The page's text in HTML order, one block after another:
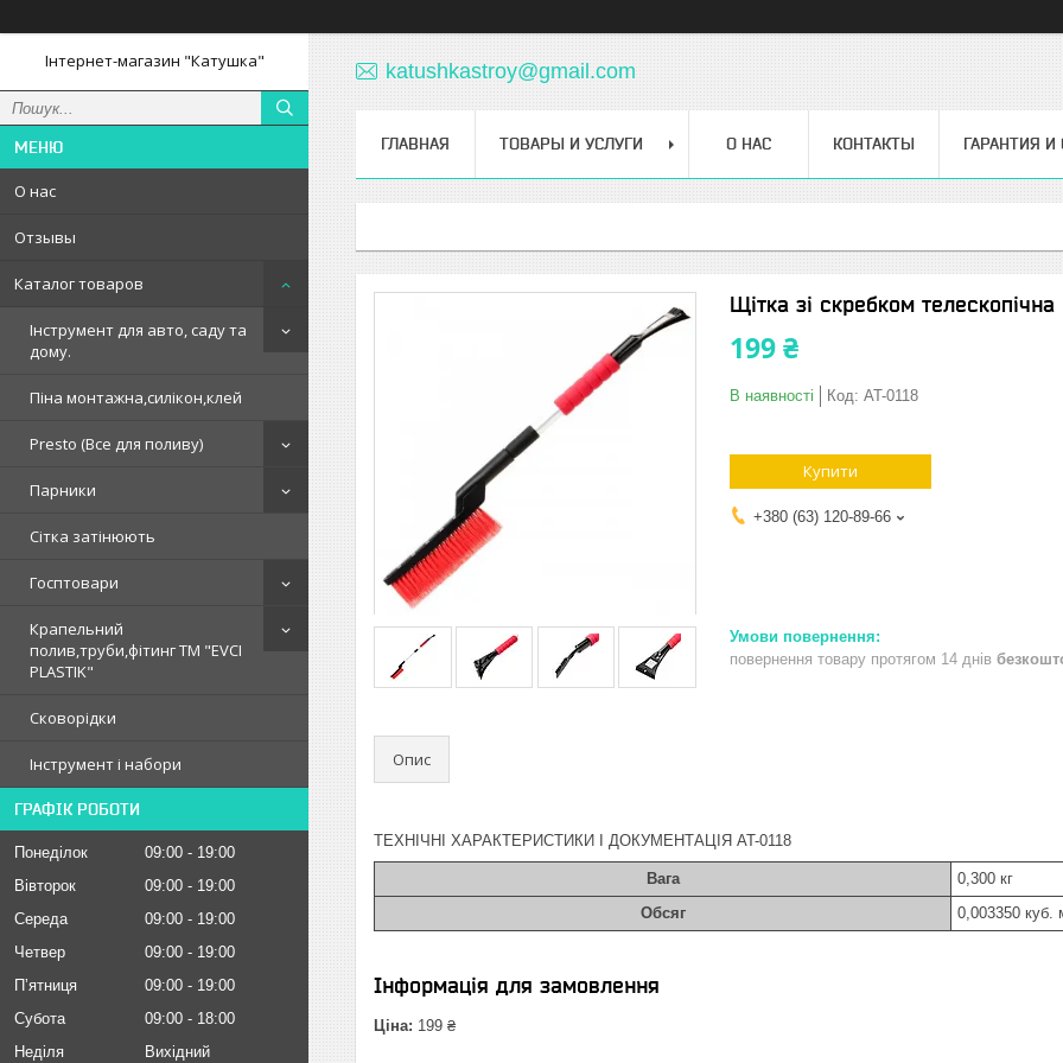
Інтернет-магазин "Катушка"
О нас
Отзывы
Каталог товаров
Інструмент для авто, саду та
дому.
Піна монтажна,силікон,клей
Presto (Все для поливу)
Парники
Сітка затінюють
Госптовари
Крапельний
полив,труби,фітинг ТМ "EVCI
PLASTIK"
Сковорідки
Інструмент і набори
ГРАФІК РОБОТИ
Понеділок 09:00
19:00
Вівторок
09:00
19:00
Середа
09:00
19:00
Четвер
09:00
19:00
Пʼятниця
09:00
19:00
Субота
09:00
18:00
Неділя
Вихідний
katushkastroy@gmail.com
ГЛАВНАЯ ТОВАРЫ И УСЛУГИ О НАС КОНТАКТЫ ГАРАНТИЯ И
Щітка зі скребком
199 ₴
В наявності Код: AT-0118
Купити
+380 (63) 120-89-66
повернення товару протягом 14 днів
Опис
ТЕХНІЧНІ ХАРАКТЕРИСТИКИ І ДОКУМЕНТАЦІЯ AT-0118
Вага
0,300 кг
Обсяг
0,003350 куб.
Інформація для замовлення
Ціна: 199 ₴